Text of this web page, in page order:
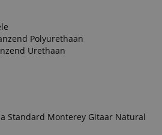
Polyurethaan
Urethaan
Standard Monterey Gitaar Natural